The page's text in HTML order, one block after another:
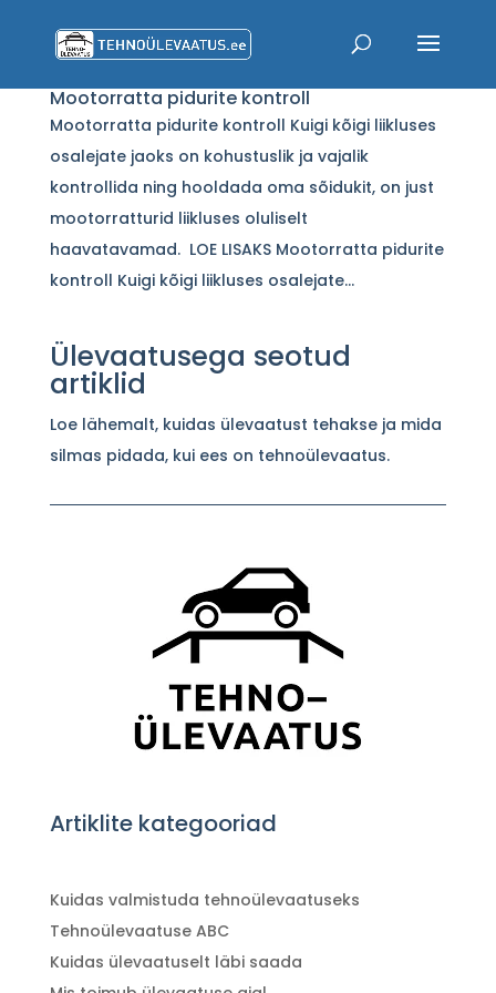
Mootorratta pidurite kontroll
Mootorratta pidurite kontroll Kuigi kõigi liikluses
osalejate jaoks on kohustuslik ja vajalik
kontrollida ning hooldada oma sõidukit, on just
mootorratturid liikluses oluliselt
haavatavamad. LOE LISAKS Mootorratta pidurite
kontroll Kuigi kõigi liikluses osalejate...
Ülevaatusega seotud
artiklid
Loe lähemalt, kuidas ülevaatust tehakse ja mida
silmas pidada, kui ees on tehnoülevaatus.
Artiklite kategooriad
Kuidas valmistuda tehnoülevaatuseks
Tehnoülevaatuse ABC
Kuidas ülevaatuselt läbi saada